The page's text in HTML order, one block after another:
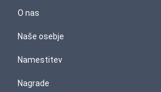
O nas
Naše osebje
Namestitev
Nagrade